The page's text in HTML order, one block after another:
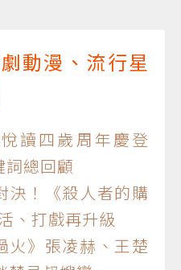
動漫、流行星
讀四歲周年慶登
詞總回顧
！《殺人者的購
、打戲再升級
》張凌赫、王楚